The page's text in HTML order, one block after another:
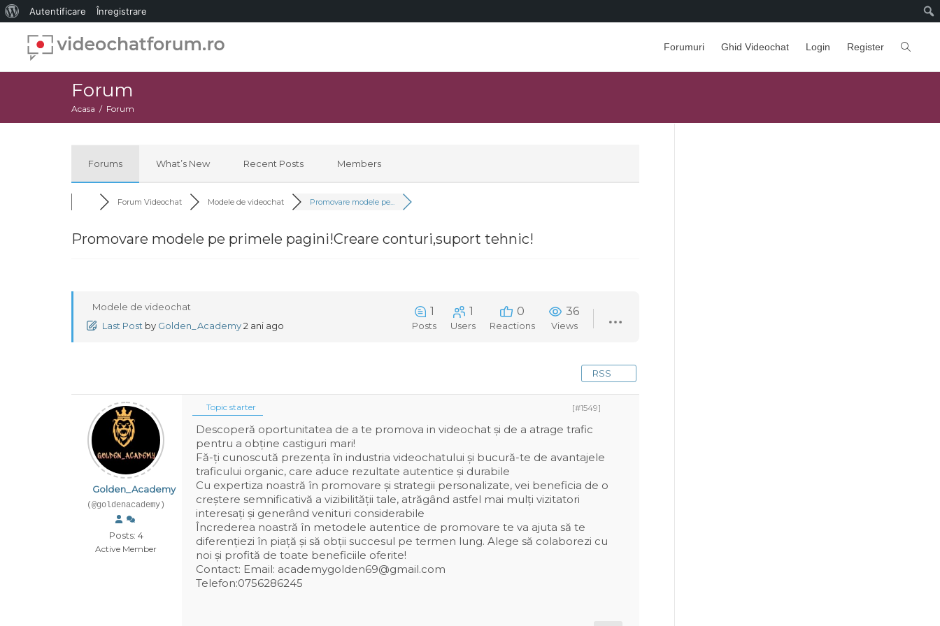
Despre
WordPress
Autentificare Înregistrare
Forumuri Ghid Videochat Login Register
Forum
Acasa Forum
Forums What’s New Recent Posts Members
Forum Videochat Modele de videochat Promovare modele pe...
Promovare modele pe primele pagini!Creare conturi,suport tehnic!
Modele de videochat
Last Post by Golden_Academy2 ani ago
1
Posts
1
Users
0
Reactions
36
Views
RSS
Golden_Academy
(@goldenacademy)
Posts: 4
Active Member
Topic starter [#1549]
Descoperă oportunitatea de a te promova in videochat și de a atrage trafic
pentru a obține castiguri mari!
Fă-ți cunoscută prezența în industria videochatului și bucură-te de avantajele
traficului organic, care aduce rezultate autentice și durabile
Cu expertiza noastră în promovare și strategii personalizate, vei beneficia de o
creștere semnificativă a vizibilității tale, atrăgând astfel mai mulți vizitatori
interesați și generând venituri considerabile
Încrederea noastră în metodele autentice de promovare te va ajuta să te
diferențiezi în piață și să obții succesul pe termen lung. Alege să colaborezi cu
noi și profită de toate beneficiile oferite!
Contact: Email: academygolden69@gmail.com
Telefon:0756286245